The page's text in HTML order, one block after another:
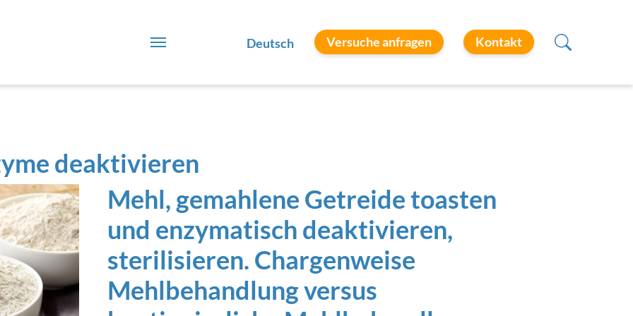
Deutsch Versuche anfragen Kontakt
deaktivieren
Mehl, gemahlene Getreide toasten
und enzymatisch deaktivieren,
sterilisieren. Chargenweise
Mehlbehandlung versus